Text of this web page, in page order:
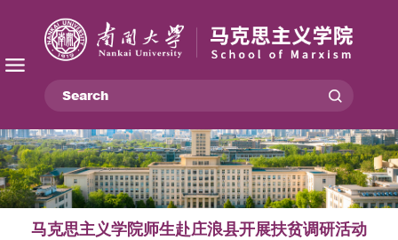
马克思主义学院师生赴庄浪县开展扶贫调研活动